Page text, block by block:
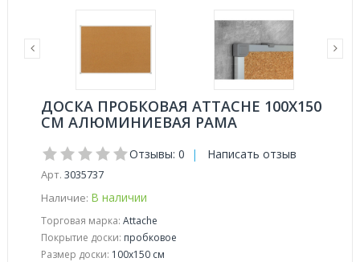
ДОСКА ПРОБКОВАЯ ATTACHE 100Х150
СМ АЛЮМИНИЕВАЯ РАМА
Отзывы: 0 | Написать отзыв
Арт. 3035737
Наличие: В наличии
Торговая марка: Attache
Покрытие доски: пробковое
Размер доски: 100x150 см